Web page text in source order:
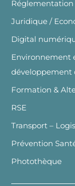
Réglementation
Juridique /
Digital
Environnement
développement
Formation &
RSE
Transport –
Prévention
Photothèque